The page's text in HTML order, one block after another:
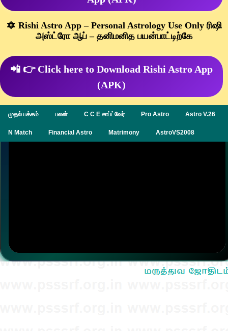
🔯 Rishi Astro App – Personal Astrology Use Only ரிஷி
அஸ்ட்ரோ ஆப் – தனிமனித பயன்பாட்டிற்கே
📲 👉 Click here to Download Rishi Astro App
(APK)
முதல் பக்கம் பலன் C C E சாப்ட்வேர் Pro Astro Astro V.26
N Match Financial Astro Matrimony AstroVS2008